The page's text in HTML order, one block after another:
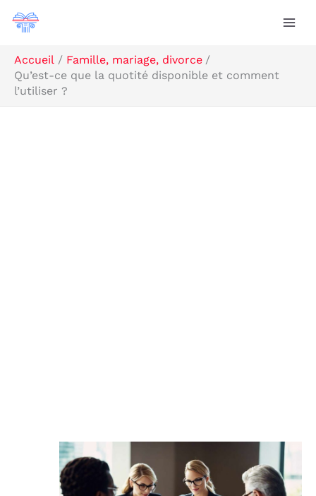
Aller
Accueil
Famille, mariage, divorce
Qu’est-ce que la quotité disponible et comment
l’utiliser ?
R
e
c
h